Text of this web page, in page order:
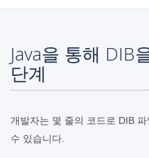
Java을 통해 DIB
단계
개발자는 몇 줄의 코드로 DIB
수 있습니다.